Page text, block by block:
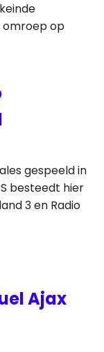
omroep op
gespeeld in
besteedt hier
3 en Radio
Ajax